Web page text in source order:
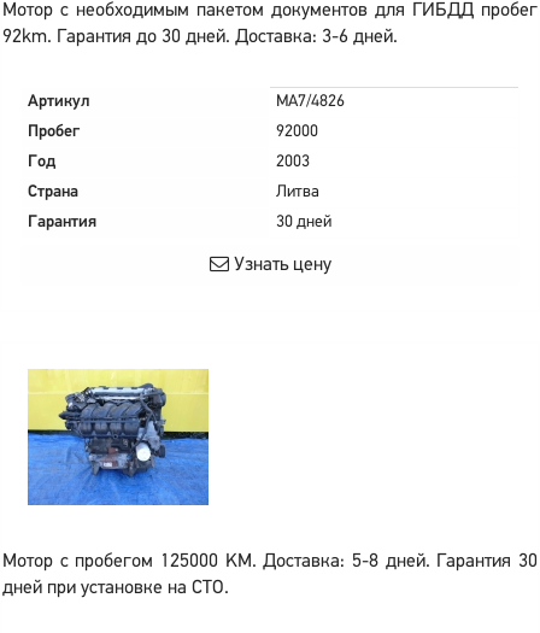
Мотор с необходимым пакетом документов для ГИБДД пробег
92km. Гарантия до 30 дней. Доставка: 3-6 дней.
Артикул
MA7/4826
Пробег
92000
Год
2003
Страна
Литва
Гарантия
30 дней
Узнать цену
Мотор с пробегом 125000 KM. Доставка: 5-8 дней. Гарантия 30
дней при установке на СТО.